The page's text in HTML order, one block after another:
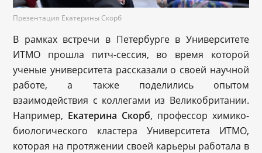
Презентация Екатерины Скорб
В рамках встречи в Петербурге в Университете
ИТМО прошла питч-сессия, во время которой
ученые университета рассказали о своей научной
работе, а также поделились опытом
взаимодействия с коллегами из Великобритании.
Например, Екатерина Скорб, профессор химико-
биологического кластера Университета ИТМО,
которая на протяжении своей карьеры работала в